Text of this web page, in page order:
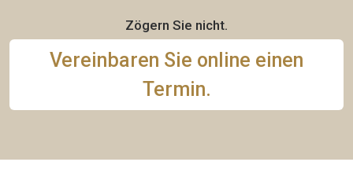
Zögern Sie nicht.
Vereinbaren Sie online einen
Termin.